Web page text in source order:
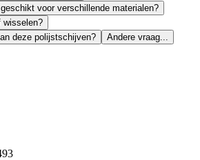
voor verschillende materialen?
wisselen?
deze polijstschijven?
Andere vraag...